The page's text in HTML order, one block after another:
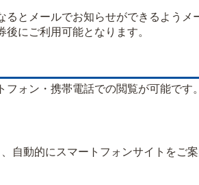
とメールでお知らせができるようメ
にご利用可能となります。
ォン・携帯電話での閲覧が可能です。
動的にスマートフォンサイトをご案